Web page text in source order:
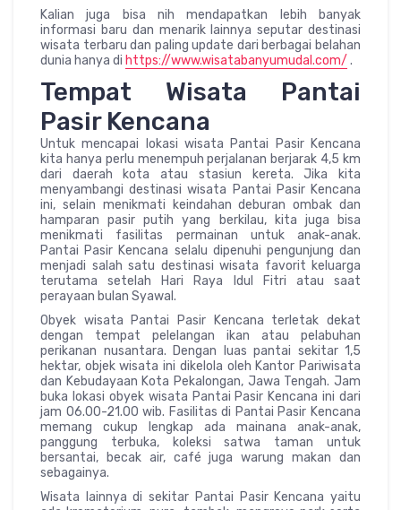
Kalian juga bisa nih mendapatkan lebih banyak
informasi baru dan menarik lainnya seputar destinasi
wisata terbaru dan paling update dari berbagai belahan
dunia hanya di https://www.wisatabanyumudal.com/ .
Tempat Wisata Pantai
Pasir Kencana
Untuk mencapai lokasi wisata Pantai Pasir Kencana
kita hanya perlu menempuh perjalanan berjarak 4,5 km
dari daerah kota atau stasiun kereta. Jika kita
menyambangi destinasi wisata Pantai Pasir Kencana
ini, selain menikmati keindahan deburan ombak dan
hamparan pasir putih yang berkilau, kita juga bisa
menikmati fasilitas permainan untuk anak-anak.
Pantai Pasir Kencana selalu dipenuhi pengunjung dan
menjadi salah satu destinasi wisata favorit keluarga
terutama setelah Hari Raya Idul Fitri atau saat
perayaan bulan Syawal.
Obyek wisata Pantai Pasir Kencana terletak dekat
dengan tempat pelelangan ikan atau pelabuhan
perikanan nusantara. Dengan luas pantai sekitar 1,5
hektar, objek wisata ini dikelola oleh Kantor Pariwisata
dan Kebudayaan Kota Pekalongan, Jawa Tengah. Jam
buka lokasi obyek wisata Pantai Pasir Kencana ini dari
jam 06.00-21.00 wib. Fasilitas di Pantai Pasir Kencana
memang cukup lengkap ada mainana anak-anak,
panggung terbuka, koleksi satwa taman untuk
bersantai, becak air, café juga warung makan dan
sebagainya.
Wisata lainnya di sekitar Pantai Pasir Kencana yaitu